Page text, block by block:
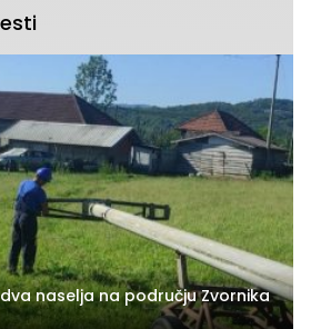
naselja na području Zvornika